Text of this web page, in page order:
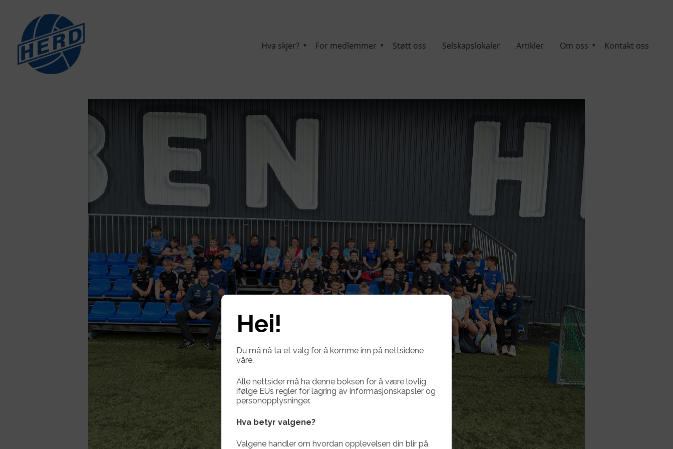
Hva skjer? ▾ For medlemmer ▾ Støtt oss Selskapslokaler Artikler Om oss ▾ Kontakt oss
Hei!
Du må nå ta et valg for å komme inn på nettsidene
våre.
Alle nettsider må ha denne boksen for å være lovlig
ifølge EUs regler for lagring av informasjonskapsler og
personopplysninger.
Hva betyr valgene?
Valgene handler om hvordan opplevelsen din blir på